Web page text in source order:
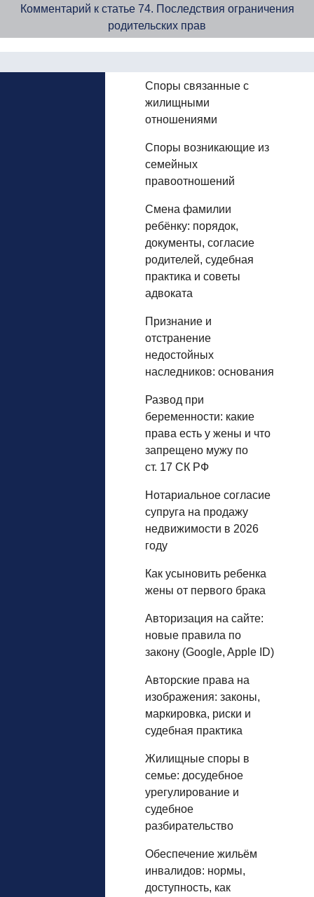
Комментарий к статье 74. Последствия ограничения
родительских прав
Споры связанные с
жилищными
отношениями
Споры возникающие из
семейных
правоотношений
Смена фамилии
ребёнку: порядок,
документы, согласие
родителей, судебная
практика и советы
адвоката
Признание и
отстранение
недостойных
наследников: основания
Развод при
беременности: какие
права есть у жены и что
запрещено мужу по
ст. 17 СК РФ
Нотариальное согласие
супруга на продажу
недвижимости в 2026
году
Как усыновить ребенка
жены от первого брака
Авторизация на сайте:
новые правила по
закону (Google, Apple ID)
Авторские права на
изображения: законы,
маркировка, риски и
судебная практика
Жилищные споры в
семье: досудебное
урегулирование и
судебное
разбирательство
Обеспечение жильём
инвалидов: нормы,
доступность, как